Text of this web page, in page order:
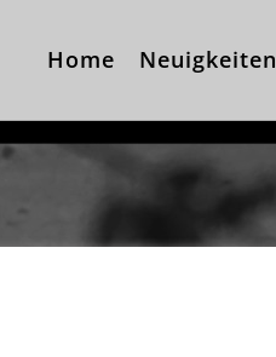
Home Neuigkeiten